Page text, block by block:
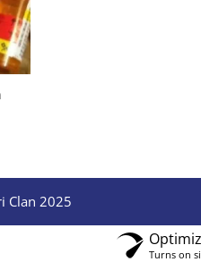
Clan 2025
Turns on